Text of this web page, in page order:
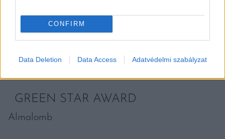
CONFIRM
Data Deletion Data Access Adatvédelmi szabályzat
SOMMELIER AWARD
Langó Tamás (Clarisse, BDPST Group)
GREEN STAR AWARD
Almalomb